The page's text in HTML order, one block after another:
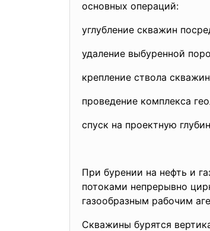
основных операций:
углубление скважин
удаление выбуренной
крепление ствола
проведение комплекса
спуск на проектную
При бурении на нефть и
потоками непрерывно
газообразным рабочим
Скважины бурятся